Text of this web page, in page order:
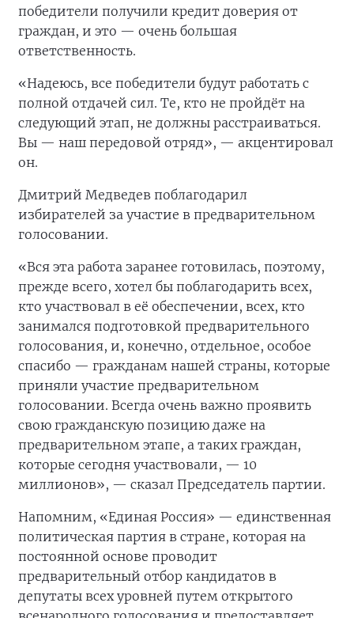
победители получили кредит доверия от
граждан, и это — очень большая
ответственность.
«Надеюсь, все победители будут работать с
полной отдачей сил. Те, кто не пройдёт на
следующий этап, не должны расстраиваться.
Вы — наш передовой отряд», — акцентировал
он.
Дмитрий Медведев поблагодарил
избирателей за участие в предварительном
голосовании.
«Вся эта работа заранее готовилась, поэтому,
прежде всего, хотел бы поблагодарить всех,
кто участвовал в её обеспечении, всех, кто
занимался подготовкой предварительного
голосования, и, конечно, отдельное, особое
спасибо — гражданам нашей страны, которые
приняли участие предварительном
голосовании. Всегда очень важно проявить
свою гражданскую позицию даже на
предварительном этапе, а таких граждан,
которые сегодня участвовали, — 10
миллионов», — сказал Председатель партии.
Напомним, «Единая Россия» — единственная
политическая партия в стране, которая на
постоянной основе проводит
предварительный отбор кандидатов в
депутаты всех уровней путем открытого